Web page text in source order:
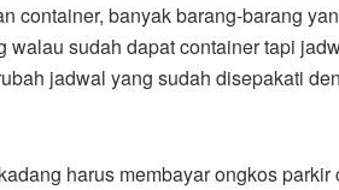
container, banyak barang-barang
sudah dapat container tapi
jadwal yang sudah disepakati
harus membayar ongkos parkir